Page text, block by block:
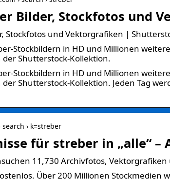
Bilder, Stockfotos und
Stockfotos und Vektorgrafiken |
Stockbildern in HD und Millionen
Shutterstock-Kollektion.
Stockbildern in HD und Millionen
Shutterstock-Kollektion. Jeden Tag
› k=streber
für streber in „alle“ –
11,730 Archivfotos, Vektorgrafiken
Über 200 Millionen Stockmedien